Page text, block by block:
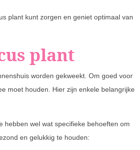
plant kunt zorgen en geniet optimaal van
plant
worden gekweekt. Om goed voor
moet houden. Hier zijn enkele belangrijke
hebben wel wat specifieke behoeften om
en gelukkig te houden: